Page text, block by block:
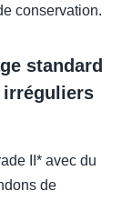
conservation.
standard
irréguliers
II* avec du
de